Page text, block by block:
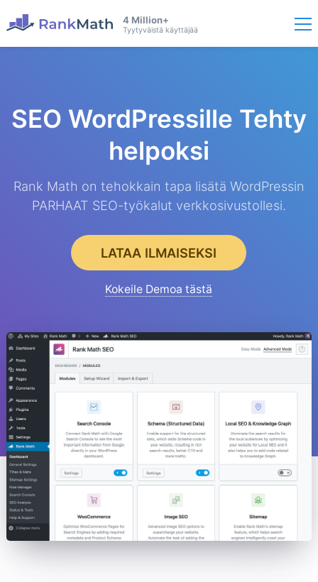
4 Million+
Tyytyväistä käyttäjää
SEO WordPressille Tehty
helpoksi
Rank Math on tehokkain tapa lisätä WordPressin
PARHAAT SEO-työkalut verkkosivustollesi.
LATAA ILMAISEKSI
Kokeile Demoa tästä